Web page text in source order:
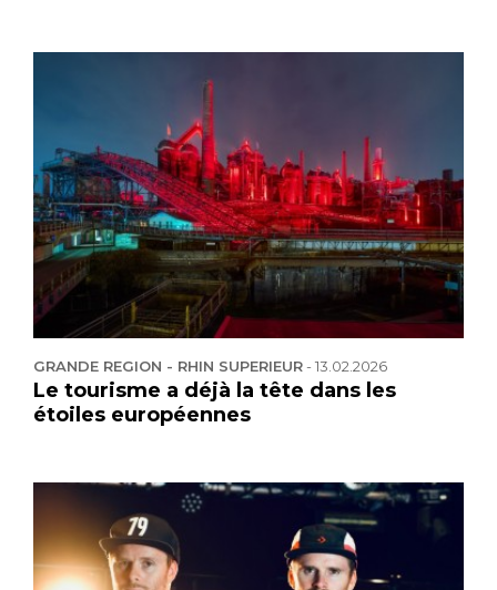
GRANDE REGION - RHIN SUPERIEUR-13.02.2026
Le tourisme a déjà la tête dans les
étoiles européennes